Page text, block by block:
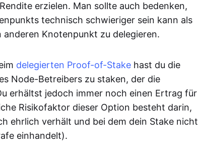
erzielen. Man sollte auch bedenken,
technisch schwieriger sein kann als
anderen Knotenpunkt zu delegieren.
delegierten Proof-of-Stake hast du die
Node-Betreibers zu staken, der die
erhältst jedoch immer noch einen Ertrag für
Risikofaktor dieser Option besteht darin,
ehrlich verhält und bei dem dein Stake nicht
einhandelt).